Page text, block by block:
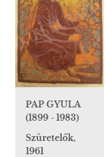
PAP GYULA
(1899 - 1983)
Szüretelők,
1961